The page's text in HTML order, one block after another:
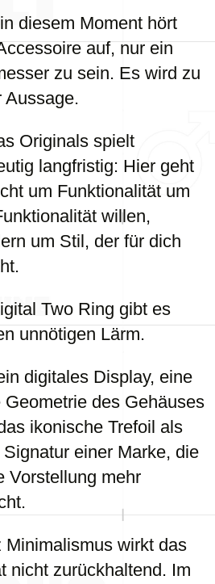
diesem Moment hört
auf, nur ein
zu sein. Es wird zu
Aussage.
Originals spielt
langfristig: Hier geht
um Funktionalität um
willen,
um Stil, der für dich
Two Ring gibt es
unnötigen Lärm.
digitales Display, eine
Geometrie des Gehäuses
ikonische Trefoil als
Signatur einer Marke, die
Vorstellung mehr
Minimalismus wirkt das
nicht zurückhaltend. Im